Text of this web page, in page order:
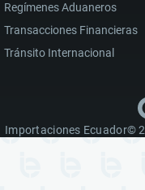
Regímenes Aduaneros
Transacciones Financieras
Tránsito Internacional
Importaciones Ecuador©